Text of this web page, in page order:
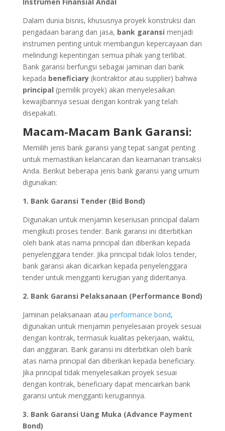
Dalam dunia bisnis, khususnya proyek konstruksi dan
pengadaan barang dan jasa, bank garansi menjadi
instrumen penting untuk membangun kepercayaan dan
melindungi kepentingan semua pihak yang terlibat.
Bank garansi berfungsi sebagai jaminan dari bank
kepada beneficiary(kontraktor atau supplier) bahwa
principal (pemilik proyek) akan menyelesaikan
kewajibannya sesuai dengan kontrak yang telah
disepakati.
Macam-Macam Bank Garansi:
Memilih jenis bank garansi yang tepat sangat penting
untuk memastikan kelancaran dan keamanan transaksi
Anda. Berikut beberapa jenis bank garansi yang umum
digunakan:
1. Bank Garansi Tender (Bid Bond)
Digunakan untuk menjamin keseriusan principal dalam
mengikuti proses tender. Bank garansi ini diterbitkan
oleh bank atas nama principal dan diberikan kepada
penyelenggara tender. Jika principal tidak lolos tender,
bank garansi akan dicairkan kepada penyelenggara
tender untuk mengganti kerugian yang dideritanya.
2. Bank Garansi Pelaksanaan (Performance Bond)
Jaminan pelaksanaan atau performance bond,
digunakan untuk menjamin penyelesaian proyek sesuai
dengan kontrak, termasuk kualitas pekerjaan, waktu,
dan anggaran. Bank garansi ini diterbitkan oleh bank
atas nama principal dan diberikan kepada beneficiary.
Jika principal tidak menyelesaikan proyek sesuai
dengan kontrak, beneficiary dapat mencairkan bank
garansi untuk mengganti kerugiannya.
3. Bank Garansi Uang Muka (Advance Payment
Bond)